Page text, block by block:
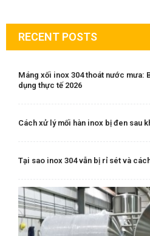
RECENT POSTS
Máng xối inox 304 thoát nước mưa:
dụng thực tế 2026
Cách xử lý mối hàn inox bị đen sau
Tại sao inox 304 vẫn bị rỉ sét và